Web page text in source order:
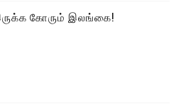
கோரும் இலங்கை!